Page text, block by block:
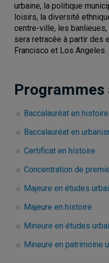
urbaine, la politique
loisirs, la diversité
centre-ville, les
sera retracée à partir des
Francisco et Los Angeles.
Programmes
Baccalauréat en histoire
Baccalauréat en
Certificat en histoire
Concentration de
Majeure en études
Majeure en histoire
Mineure en études
Mineure en patrimoine